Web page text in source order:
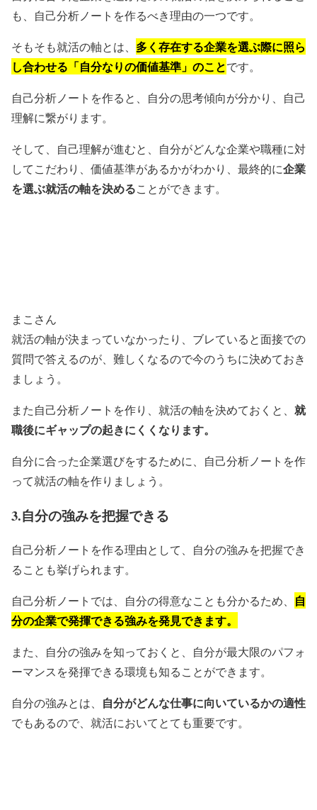
も、自己分析ノートを作るべき理由の一つです。
そもそも就活の軸とは、 多く存在する企業を選ぶ際に照ら
し合わせる「自分なりの価値基準」のことです。
自己分析ノートを作ると、自分の思考傾向が分かり、自己
理解に繋がります。
そして、自己理解が進むと、自分がどんな企業や職種に対
してこだわり、価値基準があるかがわかり、最終的に企業
を選ぶ就活の軸を決めることができます。
まこさん
就活の軸が決まっていなかったり、ブレていると面接での
質問で答えるのが、難しくなるので今のうちに決めておき
ましょう。
また自己分析ノートを作り、就活の軸を決めておくと、 就
職後にギャップの起きにくくなります。
自分に合った企業選びをするために、自己分析ノートを作
って就活の軸を作りましょう。
3.自分の強みを把握できる
自己分析ノートを作る理由として、自分の強みを把握でき
ることも挙げられます。
自己分析ノートでは、自分の得意なことも分かるため、 自
分の企業で発揮できる強みを発見できます。
また、自分の強みを知っておくと、自分が最大限のパフォ
ーマンスを発揮できる環境も知ることができます。
自分の強みとは、 自分がどんな仕事に向いているかの適性
でもあるので、就活においてとても重要です。